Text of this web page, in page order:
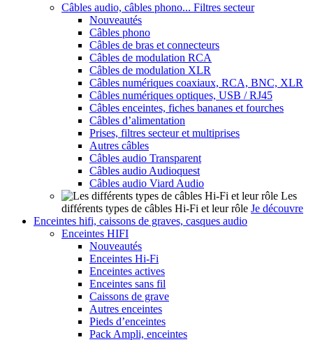
Câbles audio, câbles phono... Filtres secteur
Nouveautés
Câbles phono
Câbles de bras et connecteurs
Câbles de modulation RCA
Câbles de modulation XLR
Câbles numériques coaxiaux, RCA, BNC, XLR
Câbles numériques optiques, USB / RJ45
Câbles enceintes, fiches bananes et fourches
Câbles d’alimentation
Prises, filtres secteur et multiprises
Autres câbles
Câbles audio Transparent
Câbles audio Audioquest
Câbles audio Viard Audio
Les
différents types de câbles Hi-Fi et leur rôle Je découvre
Enceintes hifi, caissons de graves, casques audio
Enceintes HIFI
Nouveautés
Enceintes Hi-Fi
Enceintes actives
Enceintes sans fil
Caissons de grave
Autres enceintes
Pieds d’enceintes
Pack Ampli, enceintes